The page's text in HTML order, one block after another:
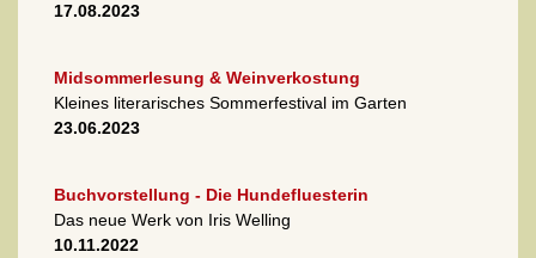
17.08.2023
Midsommerlesung & Weinverkostung
Kleines literarisches Sommerfestival im Garten
23.06.2023
Buchvorstellung - Die Hundefluesterin
Das neue Werk von Iris Welling
10.11.2022